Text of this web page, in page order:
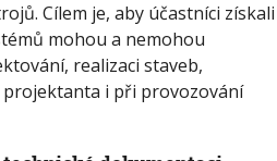
Cílem je, aby účastníci získali
mohou a nemohou
realizaci staveb,
i při provozování